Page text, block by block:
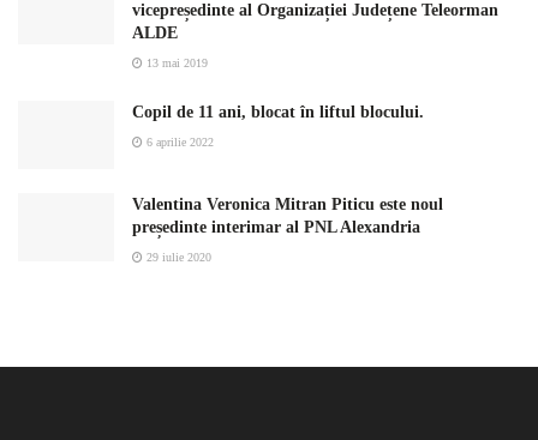
vicepreședinte al Organizației Județene Teleorman
ALDE
13 mai 2019
Copil de 11 ani, blocat în liftul blocului.
6 aprilie 2022
Valentina Veronica Mitran Piticu este noul
președinte interimar al PNL Alexandria
29 iulie 2020